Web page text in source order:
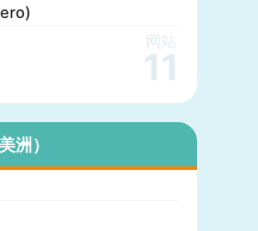
网站
11
洲）